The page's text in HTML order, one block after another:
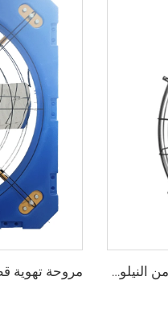
مروحة تبريد مباشرة من المصنع، شفرات من النيلون، مناسبة لاستخدامها في مستودعات الألبان ومزارع الأبقار، مروحة صناعية للتهوية